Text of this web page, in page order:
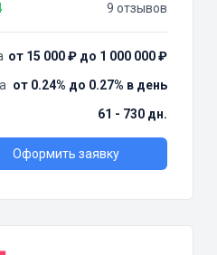
9 отзывов
от 15 000 ₽ до 1 000 000 ₽
от 0.24% до 0.27% в день
61 - 730 дн.
Оформить заявку